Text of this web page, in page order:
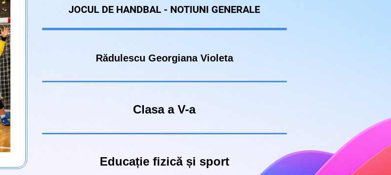
JOCUL DE HANDBAL - NOTIUNI GENERALE
Rădulescu Georgiana Violeta
Clasa a V-a
Educație fizică și sport